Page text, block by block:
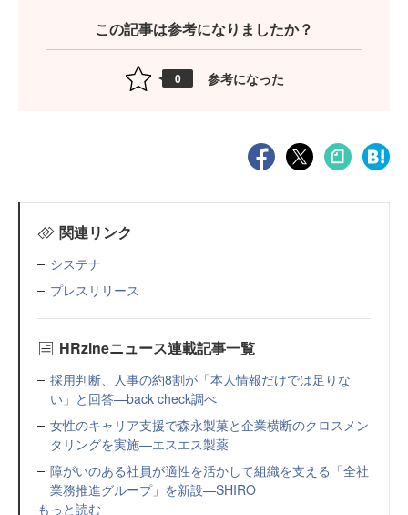
この記事は参考になりましたか？
0 参考になった
関連リンク
システナ
プレスリリース
HRzineニュース連載記事一覧
採用判断、人事の約8割が「本人情報だけでは足りな
い」と回答—back check調べ
女性のキャリア支援で森永製菓と企業横断のクロスメン
タリングを実施—エスエス製薬
障がいのある社員が適性を活かして組織を支える「全社
業務推進グループ」を新設—SHIRO
もっと読む